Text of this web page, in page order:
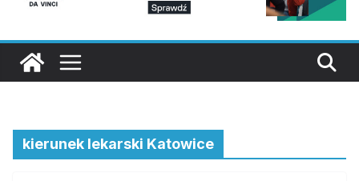
kierunek lekarski Katowice